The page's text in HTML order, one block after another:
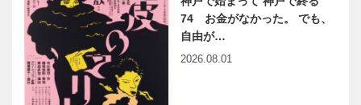
74 お金がなかった。 でも、
自由が…
2026.08.01